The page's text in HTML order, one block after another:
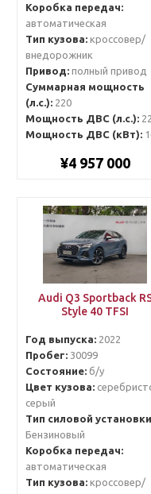
Коробка передач:
автоматическая
Тип кузова:кроссовер/
внедорожник
Привод:полный привод
Суммарная мощность
(л.с.):220
Мощность ДВС (л.с.):
Мощность ДВС (кВт):
¥4 957 000
Audi Q3 Sportback
Style 40 TFSI
Год выпуска:2022
Пробег:30099
Состояние:б/у
Цвет кузова:
серый
Тип силовой
Бензиновый
Коробка передач:
автоматическая
Тип кузова:кроссовер/